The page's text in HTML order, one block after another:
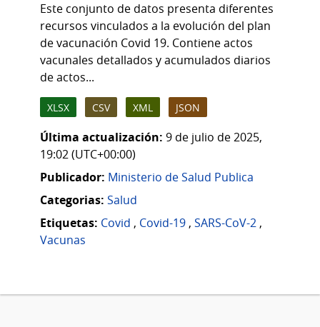
Este conjunto de datos presenta diferentes
recursos vinculados a la evolución del plan
de vacunación Covid 19. Contiene actos
vacunales detallados y acumulados diarios
de actos...
XLSX CSV XML JSON
Última actualización: 9 de julio de 2025,
19:02 (UTC+00:00)
Publicador: Ministerio de Salud Publica
Categorias: Salud
Etiquetas: Covid , Covid-19 , SARS-CoV-2 ,
Vacunas